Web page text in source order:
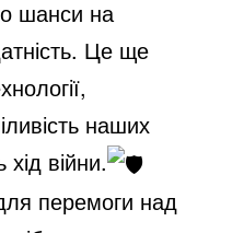
i
d
e
шанси на
Це ще
наших
хід війни.
перемоги над